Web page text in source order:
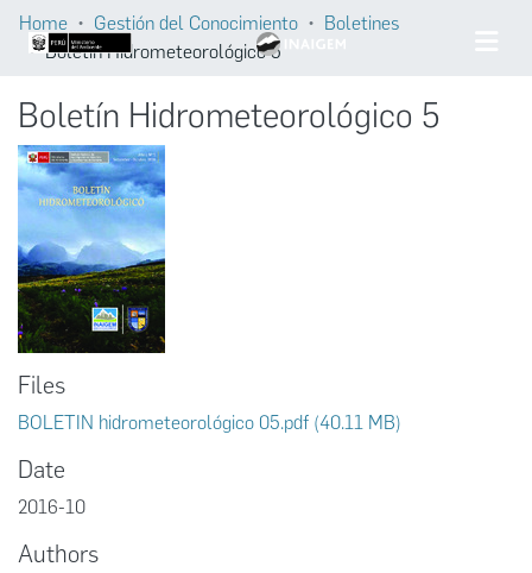
Home Gestión del Conocimiento
Boletines
Boletín Hidrometeorológico 5
Boletín Hidrometeorológico 5
Files
BOLETIN hidrometeorológico 05.pdf (40.11 MB)
Date
2016-10
Authors